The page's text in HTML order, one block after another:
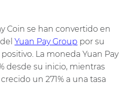
Coin se han convertido en
Yuan Pay Group por su
La moneda Yuan Pay
desde su inicio, mientras
un 271% a una tasa